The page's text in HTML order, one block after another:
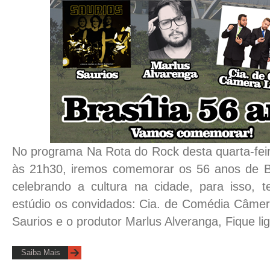
No programa Na Rota do Rock desta quarta-
às 21h30, iremos comemorar os 56 anos de
celebrando a cultura na cidade, para isso,
estúdio os convidados: Cia. de Comédia
Saurios e o produtor Marlus Alveranga, Fique
Saiba Mais